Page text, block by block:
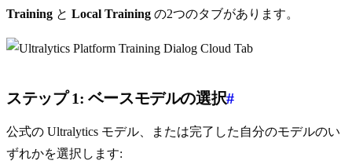
Training と Local Training の2つのタブがあります。
ステップ 1: ベースモデルの選択#
公式の Ultralytics モデル、または完了した自分のモデルのい
ずれかを選択します: